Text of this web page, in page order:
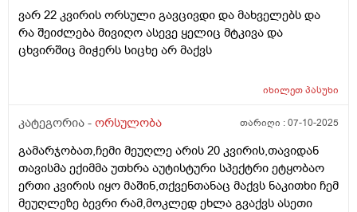
ვარ 22 კვირის ორსული გავცივდი და მახველებს და
რა შეიძლება მივიღო ასევე ყელიც მტკივა და
ცხვირშიც მიჭერს სიცხე არ მაქვს
იხილეთპასუხი
კატეგორია - ორსულობა თარიღი :07-10-2025
გამარჯობათ,ჩემი მეუღლე არის 20 კვირის,თავიდან
თავისმა ექიმმა უთხრა აუტისტური სპექტრი ეტყობაო
ერთი კვირის იყო მაშინ,თქვენთანაც მაქვს ნაკითხი ჩემ
მეუღლეზე ბევრი რამ,მოკლედ ეხლა გვაქვს ასეთი